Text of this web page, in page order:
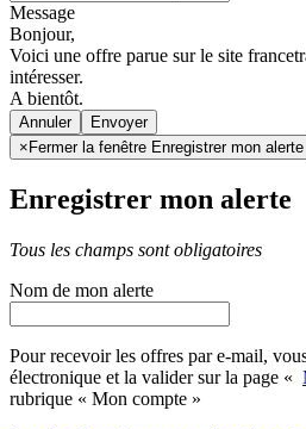
Message
Bonjour,
Voici une offre parue sur le site
intéresser.
A bientôt.
Annuler
× Fermer la fenêtre Enregistrer mon alerte
Enregistrer mon alerte
Tous les champs sont obligatoires
Nom de mon alerte
Pour recevoir les offres par e-mail,
électronique et la valider sur la page «
rubrique « Mon compte »